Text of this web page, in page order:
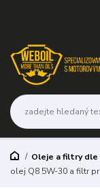
Oleje a filtry dle
olej Q8 5W-30 a filtr